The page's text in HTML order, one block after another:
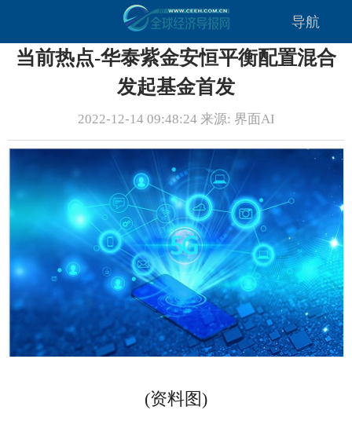
导航
当前热点-华泰紫金安恒平衡配置混合
发起基金首发
2022-12-14 09:48:24 来源: 界面AI
(资料图)